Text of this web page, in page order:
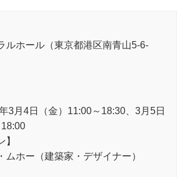
ルホール（東京都港区南青山5-6-
3月4日（金）11:00～18:30、3月5日
18:00
】
ムホー（建築家・デザイナー）